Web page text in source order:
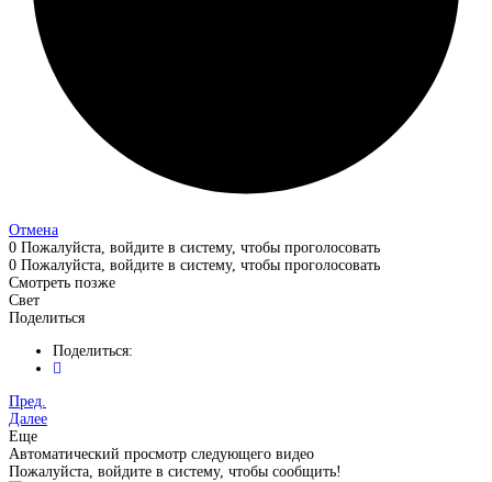
Отмена
0 Пожалуйста, войдите в систему, чтобы проголосовать
0 Пожалуйста, войдите в систему, чтобы проголосовать
Смотреть позже
Свет
Поделиться
Поделиться:
Пред.
Далее
Еще
Автоматический просмотр следующего видео
Пожалуйста, войдите в систему, чтобы сообщить!